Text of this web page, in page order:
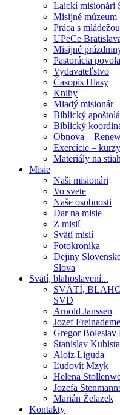
Laickí misionári
Misijné múzeum
Práca s mládežou
UPeCe
Misijné
Pastorácia
Vydavateľstvo
Časopis Hlasy
Knihy
Mladý misionár
Biblický
Biblický
Obnova –
Exercície – kurzy
Materiály na
Misie
Naši misionári
Vo svete
Naše osobnosti
Dar na misie
Z misií
Svätí misií
Fotokronika
Dejiny
Slova
Svätí, blahoslavení...
SVÄTÍ,
SVD
Arnold Janssen
Jozef
Gregor Boleslav
Stanislav Kubista
Aloiz Liguda
Ľudovít Mzyk
Helena
Jozefa
Marián Żelazek
Kontakty